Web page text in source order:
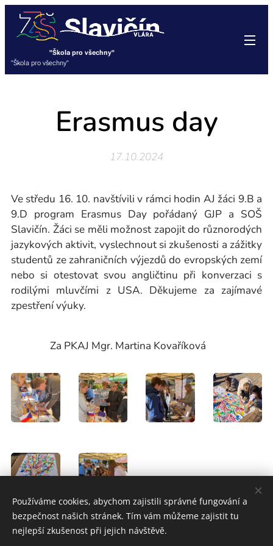
"Škola pro všechny"
"Škola pro všechny"
Erasmus day
17.10.2024
Ve středu 16. 10. navštívili v rámci hodin AJ žáci 9.B a
9.D program Erasmus Day pořádaný GJP a SOŠ
Slavičín. Žáci se měli možnost zapojit do různorodých
jazykových aktivit, vyslechnout si zkušenosti a zážitky
studentů ze zahraničních výjezdů do evropských zemí
nebo si otestovat svou angličtinu při konverzaci s
rodilými mluvčími z USA. Děkujeme za zajímavé
zpestření výuky.
Za PKAJ Mgr. Martina Kovaříková
Používáme cookies, abychom zajistili správné fungování a
bezpečnost našich stránek. Tím vám můžeme zajistit tu
nejlepší zkušenost při jejich návštěvě.